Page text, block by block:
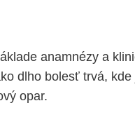
anamnézy a
dlho bolesť trvá,
opar.